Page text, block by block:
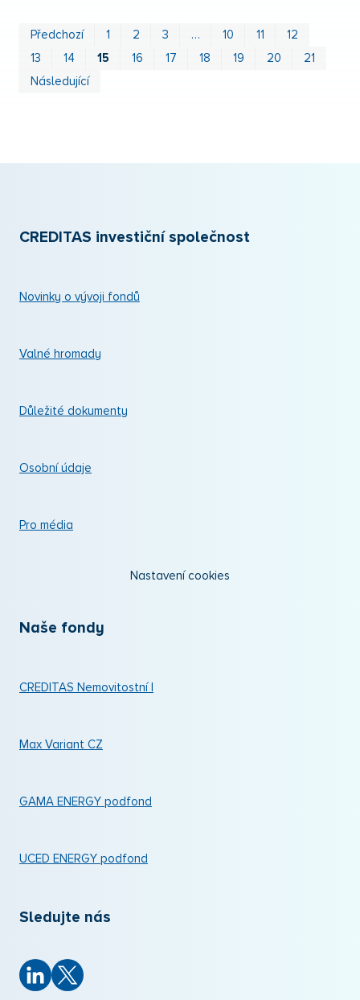
Předchozí 1 2 3 … 10 11
12
13
14 15 16 17 18 19 20
21
Následující
CREDITAS investiční společnost
Novinky o vývoji fondů
Valné hromady
Důležité dokumenty
Osobní údaje
Pro média
Nastavení cookies
Naše fondy
CREDITAS Nemovitostní I
Max Variant CZ
GAMA ENERGY podfond
UCED ENERGY podfond
Sledujte nás